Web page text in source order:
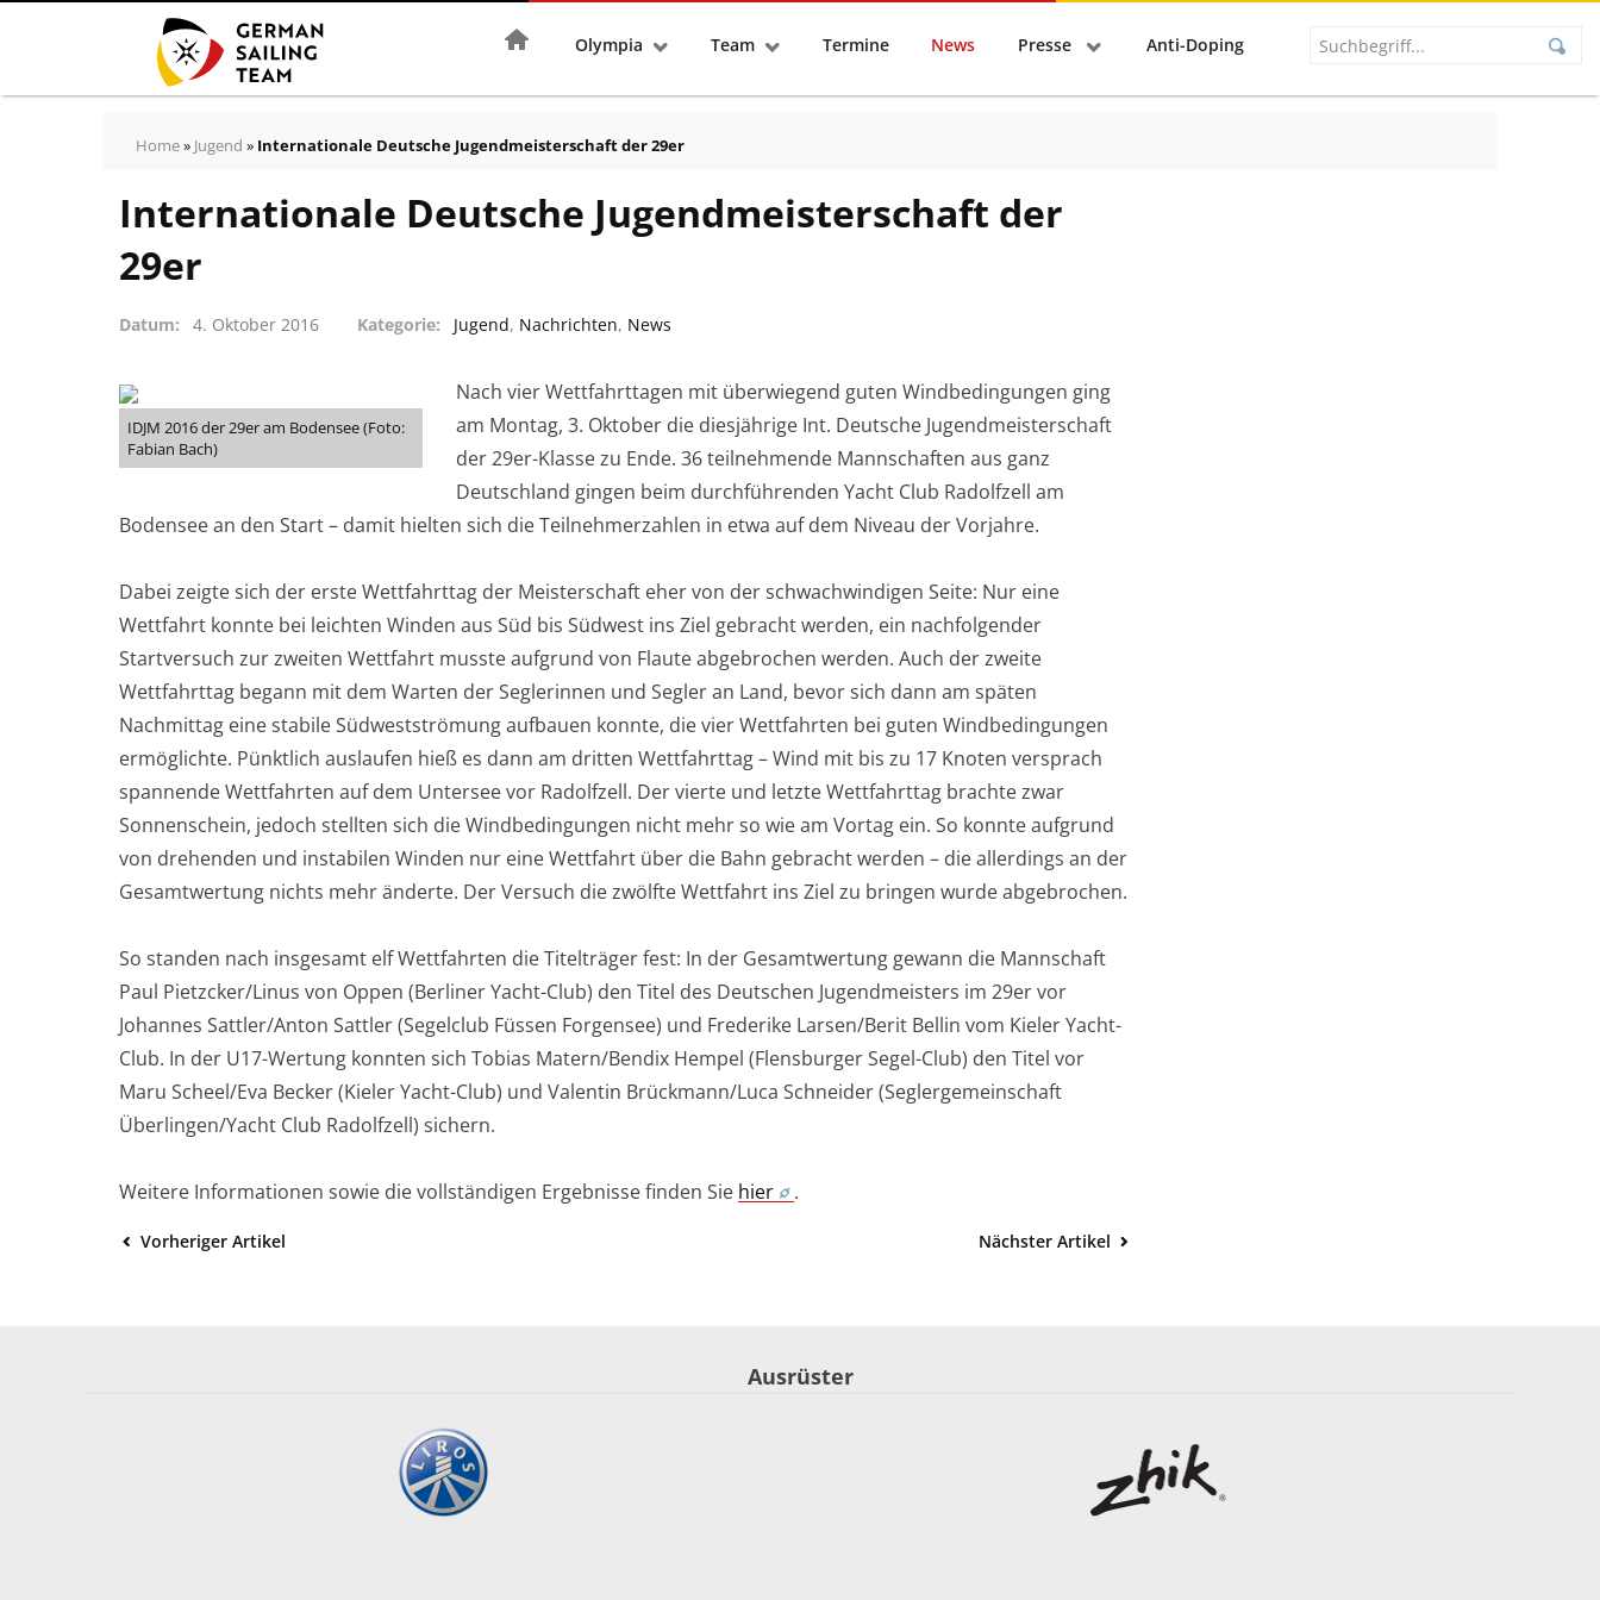
StartseiteOlympia Team Termine News Presse Anti-Doping
Home» Jugend » Internationale Deutsche Jugendmeisterschaft der 29er
Internationale Deutsche Jugendmeisterschaft der
29er
Datum 4. Oktober 2016 Kategorie Jugend, Nachrichten, News
IDJM 2016 der 29er am Bodensee (Foto:
Fabian Bach)
Nach vier Wettfahrttagen mit überwiegend guten Windbedingungen ging
am Montag, 3. Oktober die diesjährige Int. Deutsche Jugendmeisterschaft
der 29er-Klasse zu Ende. 36 teilnehmende Mannschaften aus ganz
Deutschland gingen beim durchführenden Yacht Club Radolfzell am
Bodensee an den Start – damit hielten sich die Teilnehmerzahlen in etwa auf dem Niveau der Vorjahre.
Dabei zeigte sich der erste Wettfahrttag der Meisterschaft eher von der schwachwindigen Seite: Nur eine
Wettfahrt konnte bei leichten Winden aus Süd bis Südwest ins Ziel gebracht werden, ein nachfolgender
Startversuch zur zweiten Wettfahrt musste aufgrund von Flaute abgebrochen werden. Auch der zweite
Wettfahrttag begann mit dem Warten der Seglerinnen und Segler an Land, bevor sich dann am späten
Nachmittag eine stabile Südwestströmung aufbauen konnte, die vier Wettfahrten bei guten Windbedingungen
ermöglichte. Pünktlich auslaufen hieß es dann am dritten Wettfahrttag – Wind mit bis zu 17 Knoten versprach
spannende Wettfahrten auf dem Untersee vor Radolfzell. Der vierte und letzte Wettfahrttag brachte zwar
Sonnenschein, jedoch stellten sich die Windbedingungen nicht mehr so wie am Vortag ein. So konnte aufgrund
von drehenden und instabilen Winden nur eine Wettfahrt über die Bahn gebracht werden – die allerdings an der
Gesamtwertung nichts mehr änderte. Der Versuch die zwölfte Wettfahrt ins Ziel zu bringen wurde abgebrochen.
So standen nach insgesamt elf Wettfahrten die Titelträger fest: In der Gesamtwertung gewann die Mannschaft
Paul Pietzcker/Linus von Oppen (Berliner Yacht-Club) den Titel des Deutschen Jugendmeisters im 29er vor
Johannes Sattler/Anton Sattler (Segelclub Füssen Forgensee) und Frederike Larsen/Berit Bellin vom Kieler Yacht-
Club. In der U17-Wertung konnten sich Tobias Matern/Bendix Hempel (Flensburger Segel-Club) den Titel vor
Maru Scheel/Eva Becker (Kieler Yacht-Club) und Valentin Brückmann/Luca Schneider (Seglergemeinschaft
Überlingen/Yacht Club Radolfzell) sichern.
Weitere Informationen sowie die vollständigen Ergebnisse finden Sie hier .
Vorheriger Artikel Nächster Artikel
Ausrüster